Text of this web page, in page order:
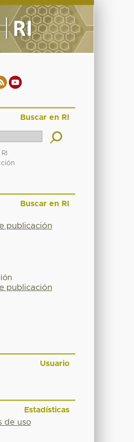
Buscar en RI
Buscar en RI
publicación
publicación
Usuario
Estadísticas
de uso